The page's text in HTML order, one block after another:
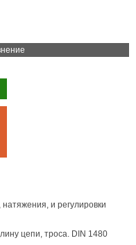
и регулировки
цепи, троса. DIN 1480